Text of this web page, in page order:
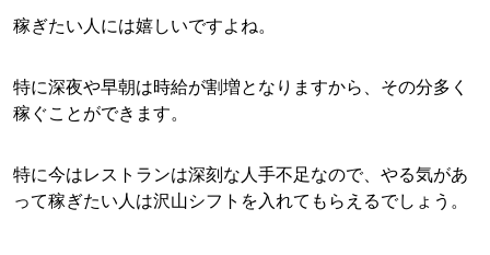
稼ぎたい人には嬉しいですよね。
特に深夜や早朝は時給が割増となりますから、その分多く
稼ぐことができます。
特に今はレストランは深刻な人手不足なので、やる気があ
って稼ぎたい人は沢山シフトを入れてもらえるでしょう。